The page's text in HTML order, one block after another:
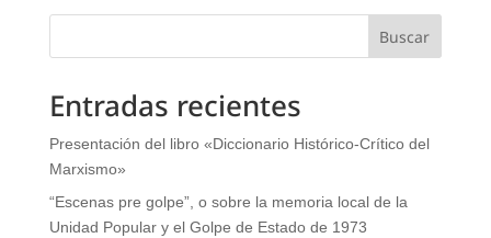
Buscar
Entradas recientes
Presentación del libro «Diccionario Histórico-Crítico del
Marxismo»
“Escenas pre golpe”, o sobre la memoria local de la
Unidad Popular y el Golpe de Estado de 1973